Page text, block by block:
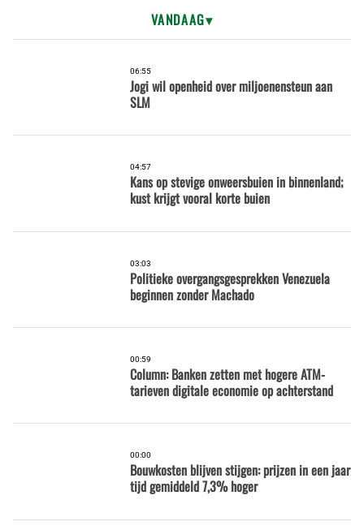
VANDAAG
06:55
Jogi wil openheid over miljoenensteun aan
SLM
04:57
Kans op stevige onweersbuien in binnenland;
kust krijgt vooral korte buien
03:03
Politieke overgangsgesprekken Venezuela
beginnen zonder Machado
00:59
Column: Banken zetten met hogere ATM-
tarieven digitale economie op achterstand
00:00
Bouwkosten blijven stijgen: prijzen in een jaar
tijd gemiddeld 7,3% hoger